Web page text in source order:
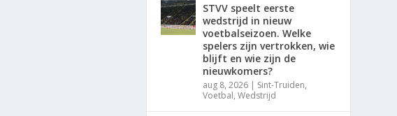
STVV speelt eerste
wedstrijd in nieuw
voetbalseizoen. Welke
spelers zijn vertrokken, wie
blijft en wie zijn de
nieuwkomers?
aug 8, 2026 | Sint-Truiden,
Voetbal,Wedstrijd